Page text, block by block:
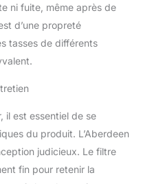
ni fuite, même après de
d’une propreté
tasses de différents
il est essentiel de se
du produit. L’Aberdeen
judicieux. Le filtre
fin pour retenir la